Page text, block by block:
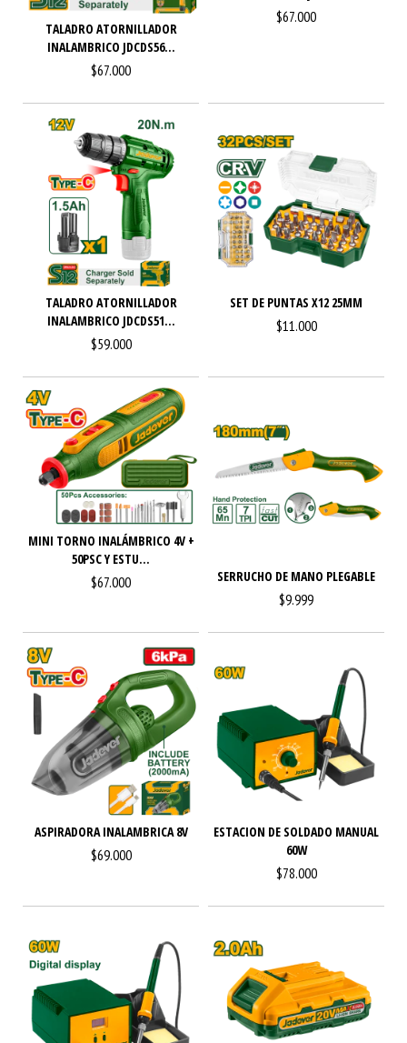
TALADRO ATORNILLADOR
INALAMBRICO JDCDS56...
$67.000
$67.000
TALADRO ATORNILLADOR
INALAMBRICO JDCDS51...
$59.000
SET DE PUNTAS X12 25MM
$11.000
MINI TORNO INALÁMBRICO 4V +
50PSC Y ESTU...
$67.000 SERRUCHO DE MANO PLEGABLE
$9.999
ASPIRADORA INALAMBRICA 8V
$69.000
ESTACION DE SOLDADO MANUAL
60W
$78.000